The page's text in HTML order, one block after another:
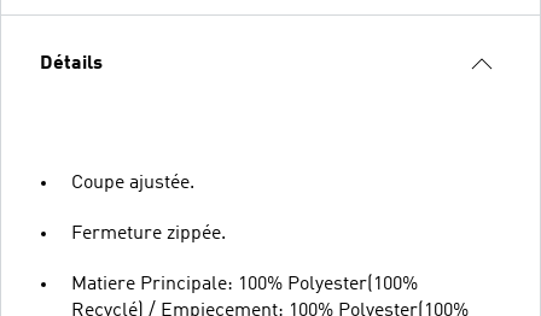
Détails
Coupe ajustée.
Fermeture zippée.
Matiere Principale: 100% Polyester(100%
Recyclé) / Empiecement: 100% Polyester(100%